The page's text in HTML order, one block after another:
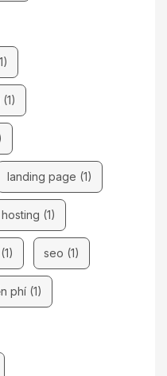
(1)
landing page (1)
(1)
(1) seo (1)
phí (1)